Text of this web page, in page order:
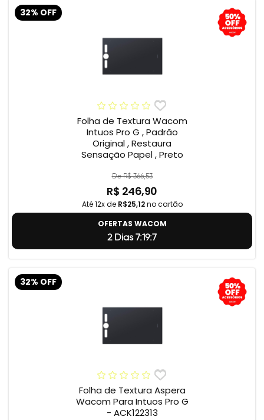
32% OFF
Folha de Textura Wacom
Intuos Pro G , Padrão
Original , Restaura
Sensação Papel , Preto
De R$ 366,53
R$ 246,90
Até 12x de R$25,12no cartão
OFERTAS WACOM
2 Dias 7:19:5
32% OFF
Folha de Textura Aspera
Wacom Para Intuos Pro G
- ACK122313